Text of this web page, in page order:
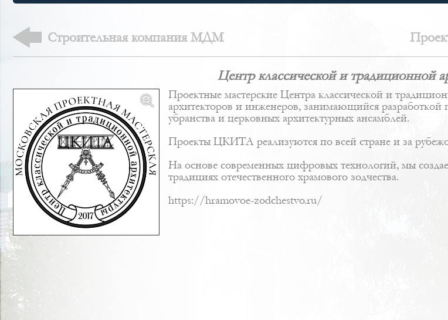
Строительная компания МДМ
Центр классической и традиционной
Проектные мастерские Центра классической и
архитекторов и инженеров, занимающийся разработкой
убранства и церковных архитектурных ансамблей.
Проекты ЦКИТА реализуются по всей стране и за
На основе современных цифровых технологий, мы
традициях отечественного храмового зодчества.
https://hramovoe-zodchestvo.ru/